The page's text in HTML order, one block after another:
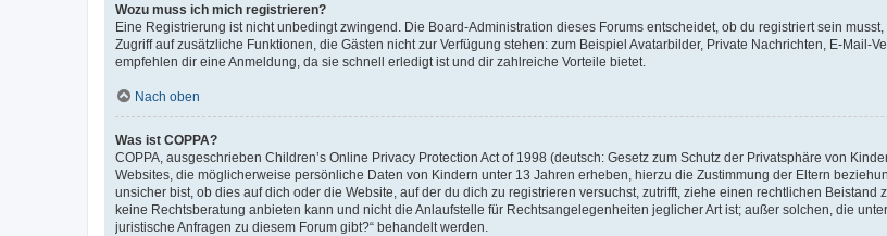
Wozu muss ich mich registrieren?
Eine Registrierung ist nicht unbedingt zwingend. Die Board-Administration dieses Forums entscheidet, ob du registriert sein
Zugriff auf zusätzliche Funktionen, die Gästen nicht zur Verfügung stehen: zum Beispiel Avatarbilder, Private Nachrichten, E-Mail-
empfehlen dir eine Anmeldung, da sie schnell erledigt ist und dir zahlreiche Vorteile bietet.
Nach oben
Was ist COPPA?
COPPA, ausgeschrieben Children’s Online Privacy Protection Act of 1998 (deutsch: Gesetz zum Schutz der Privatsphäre von
Websites, die möglicherweise persönliche Daten von Kindern unter 13 Jahren erheben, hierzu die Zustimmung der Eltern
unsicher bist, ob dies auf dich oder die Website, auf der du dich zu registrieren versuchst, zutrifft, ziehe einen rechtlichen
keine Rechtsberatung anbieten kann und nicht die Anlaufstelle für Rechtsangelegenheiten jeglicher Art ist; außer solchen, die
juristische Anfragen zu diesem Forum gibt?“ behandelt werden.